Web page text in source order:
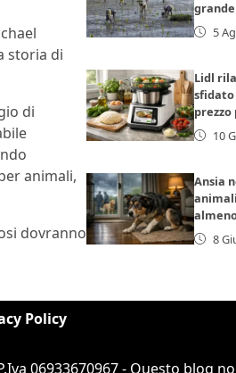
storia di
di
animali,
dovranno
5
Lidl
10
Ansia
8
Policy
06933670967 - Questo blog